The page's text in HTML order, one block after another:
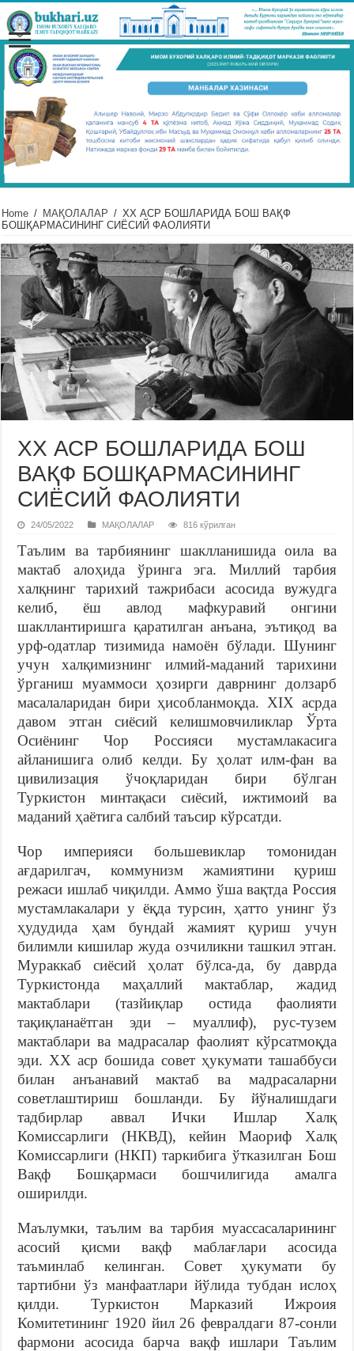
Home / МАҚОЛАЛАР / XX АСР БОШЛАРИДА БОШ ВАҚФ
БОШҚАРМАСИНИНГ СИЁСИЙ ФАОЛИЯТИ
XX АСР БОШЛАРИДА БОШ
ВАҚФ БОШҚАРМАСИНИНГ
СИЁСИЙ ФАОЛИЯТИ
24/05/2022 МАҚОЛАЛАР 816 кўрилган
Таълим ва тарбиянинг шаклланишида оила ва
мактаб алоҳида ўринга эга. Миллий тарбия
халқнинг тарихий тажрибаси асосида вужудга
келиб, ёш авлод мафкуравий онгини
шакллантиришга қаратилган анъана, эътиқод ва
урф-одатлар тизимида намоён бўлади. Шунинг
учун халқимизнинг илмий-маданий тарихини
ўрганиш муаммоси ҳозирги даврнинг долзарб
масалаларидан бири ҳисобланмоқда. XIX асрда
давом этган сиёсий келишмовчиликлар Ўрта
Осиёнинг Чор Россияси мустамлакасига
айланишига олиб келди. Бу ҳолат илм-фан ва
цивилизация ўчоқларидан бири бўлган
Туркистон минтақаси сиёсий, ижтимоий ва
маданий ҳаётига салбий таъсир кўрсатди.
Чор империяси большевиклар томонидан
ағдарилгач, коммунизм жамиятини қуриш
режаси ишлаб чиқилди. Аммо ўша вақтда Россия
мустамлакалари у ёқда турсин, ҳатто унинг ўз
ҳудудида ҳам бундай жамият қуриш учун
билимли кишилар жуда озчиликни ташкил этган.
Мураккаб сиёсий ҳолат бўлса-да, бу даврда
Туркистонда маҳаллий мактаблар, жадид
мактаблари (тазйиқлар остида фаолияти
тақиқланаётган эди – муаллиф), рус-тузем
мактаблари ва мадрасалар фаолият кўрсатмоқда
эди. XX аср бошида совет ҳукумати ташаббуси
билан анъанавий мактаб ва мадрасаларни
советлаштириш бошланди. Бу йўналишдаги
тадбирлар аввал Ички Ишлар Халқ
Комиссарлиги (НКВД), кейин Маориф Халқ
Комиссарлиги (НКП) таркибига ўтказилган Бош
Вақф Бошқармаси бошчилигида амалга
оширилди.
Маълумки, таълим ва тарбия муассасаларининг
асосий қисми вақф маблағлари асосида
таъминлаб келинган. Совет ҳукумати бу
тартибни ўз манфаатлари йўлида тубдан ислоҳ
қилди. Туркистон Марказий Ижроия
Комитетининг 1920 йил 26 февралдаги 87-сонли
фармони асосида барча вақф ишлари Таълим